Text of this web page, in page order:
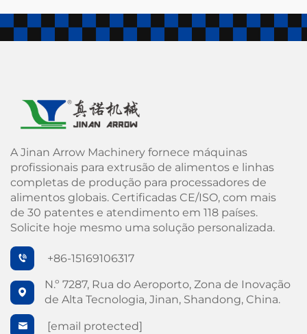
A Jinan Arrow Machinery fornece máquinas
profissionais para extrusão de alimentos e linhas
completas de produção para processadores de
alimentos globais. Certificadas CE/ISO, com mais
de 30 patentes e atendimento em 118 países.
Solicite hoje mesmo uma solução personalizada.
+86-15169106317
N.º 7287, Rua do Aeroporto, Zona de Inovação
de Alta Tecnologia, Jinan, Shandong, China.
[email protected]